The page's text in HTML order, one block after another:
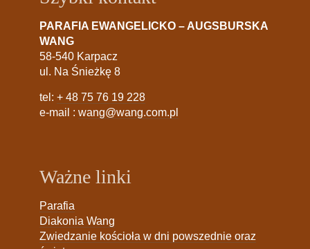
PARAFIA EWANGELICKO – AUGSBURSKA
WANG
58-540 Karpacz
ul. Na Śnieżkę 8
tel: + 48 75 76 19 228
e-mail : wang@wang.com.pl
Ważne linki
Parafia
Diakonia Wang
Zwiedzanie kościoła w dni powszednie oraz